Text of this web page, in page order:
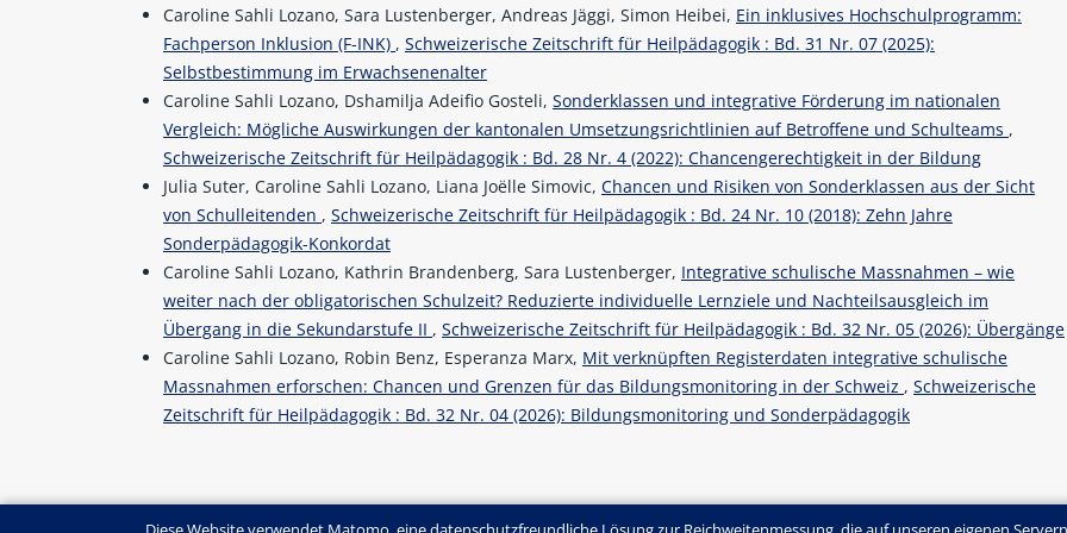
Caroline Sahli Lozano, Sara Lustenberger, Andreas Jäggi, Simon Heibei, Ein inklusives Hochschulprogramm:
Fachperson Inklusion (F-INK) ,Schweizerische Zeitschrift für Heilpädagogik : Bd. 31 Nr. 07 (2025):
Selbstbestimmung im Erwachsenenalter
Caroline Sahli Lozano, Dshamilja Adeifio Gosteli,Sonderklassen und integrative Förderung im nationalen
Vergleich: Mögliche Auswirkungen der kantonalen Umsetzungsrichtlinien auf Betroffene und Schulteams ,
Schweizerische Zeitschrift für Heilpädagogik : Bd. 28 Nr. 4 (2022): Chancengerechtigkeit in der Bildung
Julia Suter, Caroline Sahli Lozano, Liana Joëlle Simovic,Chancen und Risiken von Sonderklassen aus der Sicht
von Schulleitenden ,Schweizerische Zeitschrift für Heilpädagogik : Bd. 24 Nr. 10 (2018): Zehn Jahre
Sonderpädagogik-Konkordat
Caroline Sahli Lozano, Kathrin Brandenberg, Sara Lustenberger, Integrative schulische Massnahmen – wie
weiter nach der obligatorischen Schulzeit? Reduzierte individuelle Lernziele und Nachteilsausgleich im
Übergang in die Sekundarstufe II ,Schweizerische Zeitschrift für Heilpädagogik : Bd. 32 Nr. 05 (2026): Übergänge
Caroline Sahli Lozano, Robin Benz, Esperanza Marx, Mit verknüpften Registerdaten integrative schulische
Massnahmen erforschen: Chancen und Grenzen für das Bildungsmonitoring in der Schweiz ,Schweizerische
Zeitschrift für Heilpädagogik : Bd. 32 Nr. 04 (2026): Bildungsmonitoring und Sonderpädagogik